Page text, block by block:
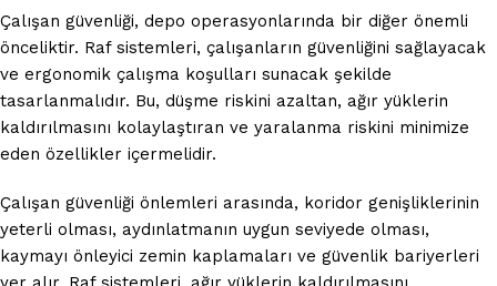
Çalışan güvenliği, depo operasyonlarında bir diğer önemli
önceliktir. Raf sistemleri, çalışanların güvenliğini sağlayacak
ve ergonomik çalışma koşulları sunacak şekilde
tasarlanmalıdır. Bu, düşme riskini azaltan, ağır yüklerin
kaldırılmasını kolaylaştıran ve yaralanma riskini minimize
eden özellikler içermelidir.
Çalışan güvenliği önlemleri arasında, koridor genişliklerinin
yeterli olması, aydınlatmanın uygun seviyede olması,
kaymayı önleyici zemin kaplamaları ve güvenlik bariyerleri